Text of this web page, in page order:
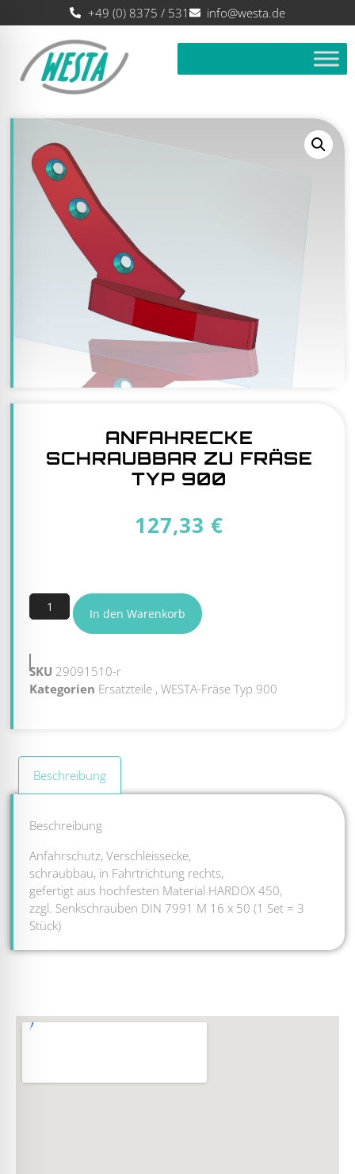
+49 (0) 8375 / 531 info@westa.de
ANFAHRECKE
SCHRAUBBAR ZU FRÄSE
TYP 900
127,33 €
In den Warenkorb
SKU 29091510-r
Kategorien Ersatzteile ,WESTA-Fräse Typ 900
Beschreibung
Beschreibung
Anfahrschutz, Verschleissecke,
schraubbau, in Fahrtrichtung rechts,
gefertigt aus hochfesten Material HARDOX 450,
zzgl. Senkschrauben DIN 7991 M 16 x 50 (1 Set = 3
Stück)